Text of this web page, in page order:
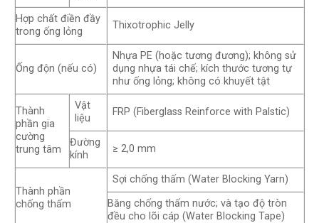
Hợp chất điền đầy
trong ống lỏng
Thixotrophic Jelly
Ống độn (nếu có)
Nhựa PE (hoặc tương đương); không sử
dụng nhựa tái chế; kích thước tương tự
như ống lỏng; không có khuyết tật
Thành
phần gia
cường
trung tâm
Vật
liệu
FRP (Fiberglass Reinforce with Palstic)
Đường
kính
≥ 2,0 mm
Thành phần
chống thấm
Sợi chống thấm (Water Blocking Yarn)
Băng chống thấm nước; và tạo độ tròn
đều cho lõi cáp (Water Blocking Tape)